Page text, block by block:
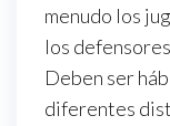
menudo los
los
Deben ser
diferentes